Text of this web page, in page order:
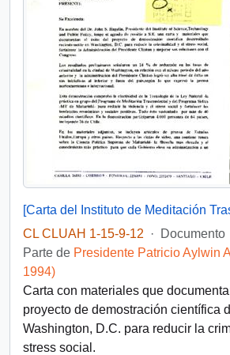
[Carta del Instituto de Meditación
CL CLUAH 1-15-9-12
· Documento
Parte de Presidente Patricio Aylwin
1994)
Carta con materiales que
proyecto de demostración científica
Washington, D.C. para reducir la
stress social.